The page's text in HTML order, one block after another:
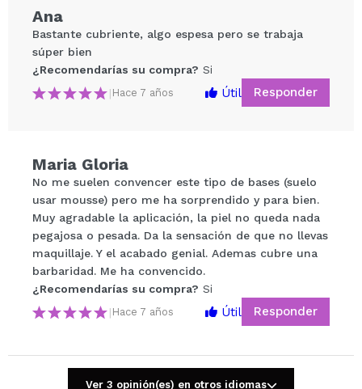
Compartir un vídeo o una foto
Tu vídeo podría ser el primero. Imagínatelo...
¿Recomendarías su compra? Si No
5/5
ENVIAR
Ana
Bastante cubriente, algo espesa pero se trabaja
súper bien
¿Recomendarías su compra? Si
| Hace 7 años Útil Responder
Maria Gloria
No me suelen convencer este tipo de bases (suelo
usar mousse) pero me ha sorprendido y para bien.
Muy agradable la aplicación, la piel no queda nada
pegajosa o pesada. Da la sensación de que no llevas
maquillaje. Y el acabado genial. Ademas cubre una
barbaridad. Me ha convencido.
¿Recomendarías su compra? Si
| Hace 7 años Útil Responder
Ver 3 opinión(es) en otros idiomas